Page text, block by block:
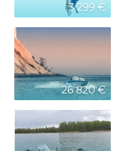
3 299 €
26 820 €